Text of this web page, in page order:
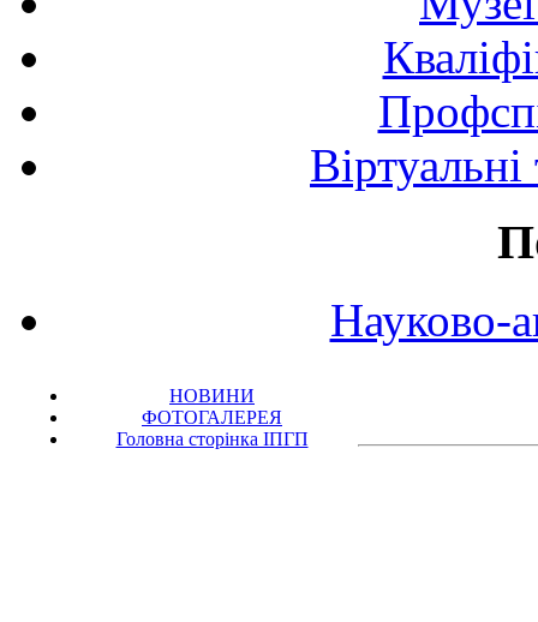
Науково-
НОВИНИ
ФОТОГАЛЕРЕЯ
Головна сторінка ІПГП